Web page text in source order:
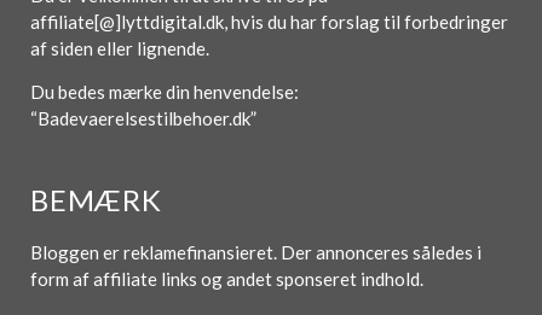
affiliate[@]lyttdigital.dk, hvis du har forslag til forbedringer
af siden eller lignende.
Du bedes mærke din henvendelse:
“Badevaerelsestilbehoer.dk”
BEMÆRK
Bloggen er reklamefinansieret. Der annonceres således i
form af affiliate links og andet sponseret indhold.